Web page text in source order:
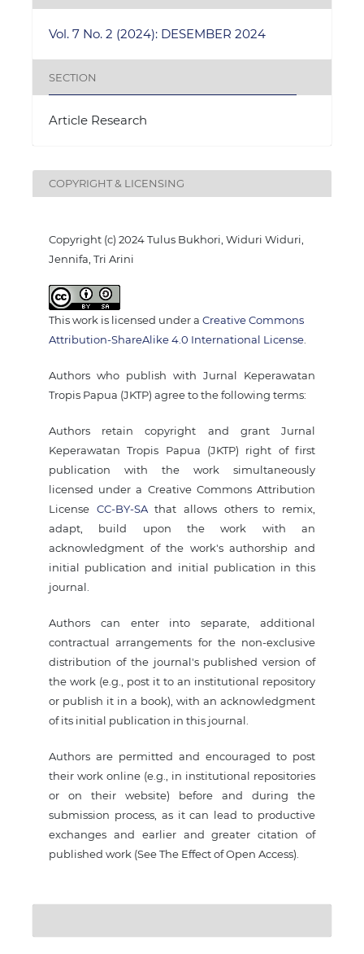
Vol. 7 No. 2 (2024): DESEMBER 2024
SECTION
Article Research
COPYRIGHT & LICENSING
Copyright (c) 2024 Tulus Bukhori, Widuri Widuri,
Jennifa, Tri Arini
This work is licensed under a Creative Commons
Attribution-ShareAlike 4.0 International License.
Authors who publish with Jurnal Keperawatan
Tropis Papua (JKTP) agree to the following terms:
Authors retain copyright and grant Jurnal
Keperawatan Tropis Papua (JKTP) right of first
publication with the work simultaneously
licensed under a Creative Commons Attribution
License CC-BY-SAthat allows others to remix,
adapt, build upon the work with an
acknowledgment of the work's authorship and
initial publication and initial publication in this
journal.
Authors can enter into separate, additional
contractual arrangements for the non-exclusive
distribution of the journal's published version of
the work (e.g., post it to an institutional repository
or publish it in a book), with an acknowledgment
of its initial publication in this journal.
Authors are permitted and encouraged to post
their work online (e.g., in institutional repositories
or on their website) before and during the
submission process, as it can lead to productive
exchanges and earlier and greater citation of
published work (See The Effect of Open Access).